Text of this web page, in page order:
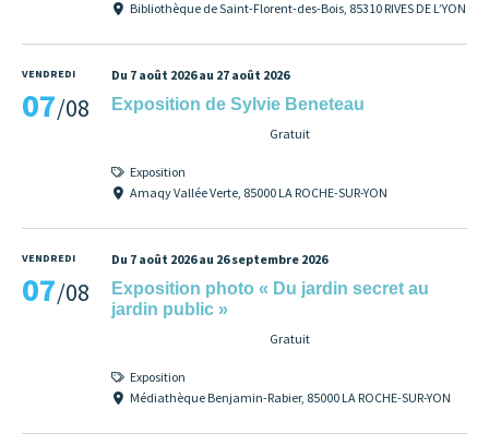
Bibliothèque de Saint-Florent-des-Bois, 85310 RIVES DE L’YON
VENDREDI
07/08
Du 7 août 2026 au 27 août 2026
Exposition de Sylvie Beneteau
Gratuit
Exposition
Amaqy Vallée Verte, 85000 LA ROCHE-SUR-YON
VENDREDI
07/08
Du 7 août 2026 au 26 septembre 2026
Exposition photo « Du jardin secret au
jardin public »
Gratuit
Exposition
Médiathèque Benjamin-Rabier, 85000 LA ROCHE-SUR-YON